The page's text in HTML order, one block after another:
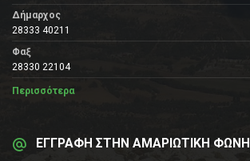
Δήμαρχος
28333 40211
Φαξ
28330 22104
Περισσότερα
ΕΓΓΡΑΦΗ ΣΤΗΝ ΑΜΑΡΙΩΤΙΚΗ ΦΩΝΗ